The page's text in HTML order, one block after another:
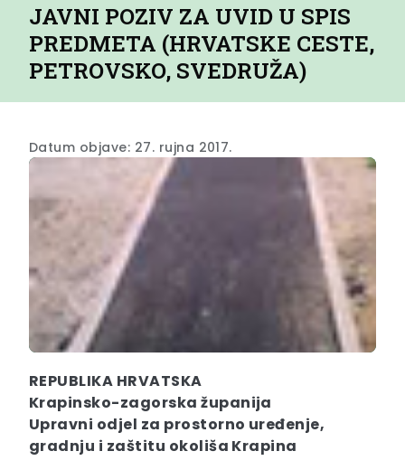
JAVNI POZIV ZA UVID U SPIS
PREDMETA (HRVATSKE CESTE,
PETROVSKO, SVEDRUŽA)
Datum objave: 27. rujna 2017.
REPUBLIKA HRVATSKA
Krapinsko-zagorska županija
Upravni odjel za prostorno uređenje,
gradnju i zaštitu okoliša Krapina